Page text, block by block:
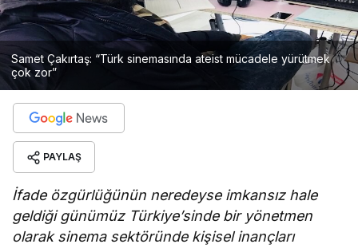
Samet Çakırtaş: “Türk sinemasında ateist mücadele yürütmek
çok zor”
PAYLAŞ
İfade özgürlüğünün neredeyse imkansız hale
geldiği günümüz Türkiye’sinde bir yönetmen
olarak sinema sektöründe kişisel inançları